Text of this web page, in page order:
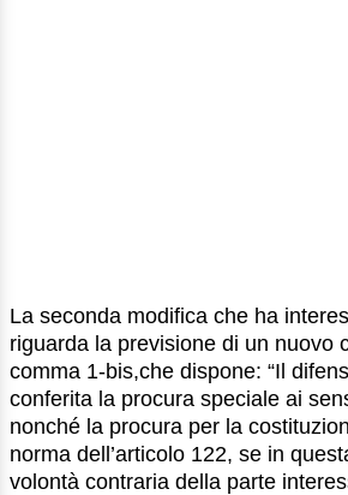
La seconda modifica che ha
riguarda la previsione di un nuovo
comma 1-bis,che dispone: “Il
conferita la procura speciale ai
nonché la procura per la
norma dell’articolo 122, se in
volontà contraria della parte